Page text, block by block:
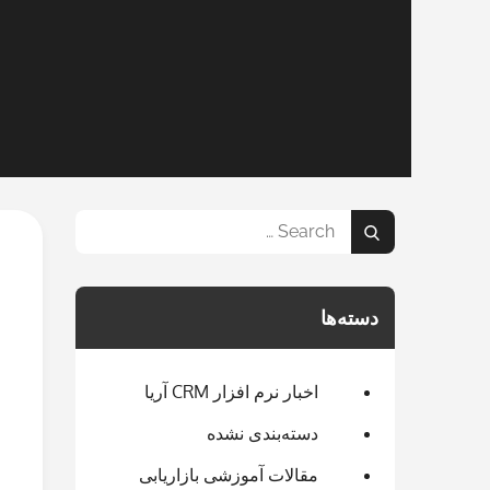
Search
for:
Search
دسته‌ها
اخبار نرم افزار CRM آریا
دسته‌بندی نشده
مقالات آموزشی بازاریابی